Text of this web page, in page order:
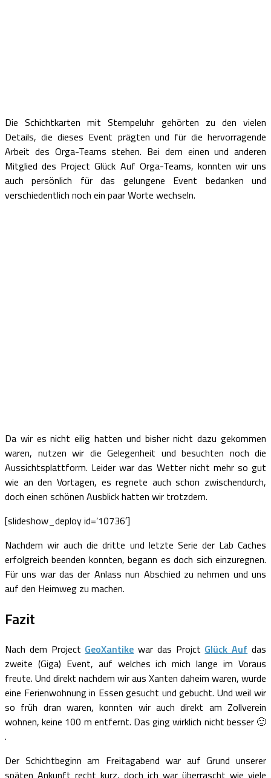
Die Schichtkarten mit Stempeluhr gehörten zu den vielen
Details, die dieses Event prägten und für die hervorragende
Arbeit des Orga-Teams stehen. Bei dem einen und anderen
Mitglied des Project Glück Auf Orga-Teams, konnten wir uns
auch persönlich für das gelungene Event bedanken und
verschiedentlich noch ein paar Worte wechseln.
Da wir es nicht eilig hatten und bisher nicht dazu gekommen
waren, nutzen wir die Gelegenheit und besuchten noch die
Aussichtsplattform. Leider war das Wetter nicht mehr so gut
wie an den Vortagen, es regnete auch schon zwischendurch,
doch einen schönen Ausblick hatten wir trotzdem.
[slideshow_deploy id=’10736′]
Nachdem wir auch die dritte und letzte Serie der Lab Caches
erfolgreich beenden konnten, begann es doch sich einzuregnen.
Für uns war das der Anlass nun Abschied zu nehmen und uns
auf den Heimweg zu machen.
Fazit
Nach dem Project GeoXantike war das Projct Glück Auf das
zweite (Giga) Event, auf welches ich mich lange im Voraus
freute. Und direkt nachdem wir aus Xanten daheim waren, wurde
eine Ferienwohnung in Essen gesucht und gebucht. Und weil wir
so früh dran waren, konnten wir auch direkt am Zollverein
wohnen, keine 100 m entfernt. Das ging wirklich nicht besser 🙂
.
Der Schichtbeginn am Freitagabend war auf Grund unserer
späten Ankunft recht kurz, doch ich war überrascht wie viele